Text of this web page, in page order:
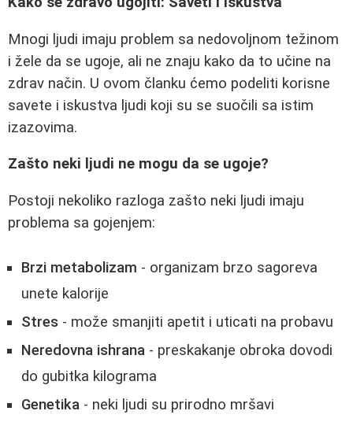
Mnogi ljudi imaju problem sa nedovoljnom težinom
i žele da se ugoje, ali ne znaju kako da to učine na
zdrav način. U ovom članku ćemo podeliti korisne
savete i iskustva ljudi koji su se suočili sa istim
izazovima.
Zašto neki ljudi ne mogu da se ugoje?
Postoji nekoliko razloga zašto neki ljudi imaju
problema sa gojenjem:
Brzi metabolizam - organizam brzo sagoreva
unete kalorije
Stres - može smanjiti apetit i uticati na probavu
Neredovna ishrana - preskakanje obroka dovodi
do gubitka kilograma
Genetika - neki ljudi su prirodno mršavi